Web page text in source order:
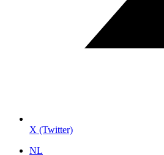
X (Twitter)
NL